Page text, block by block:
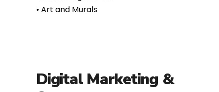
Strategy